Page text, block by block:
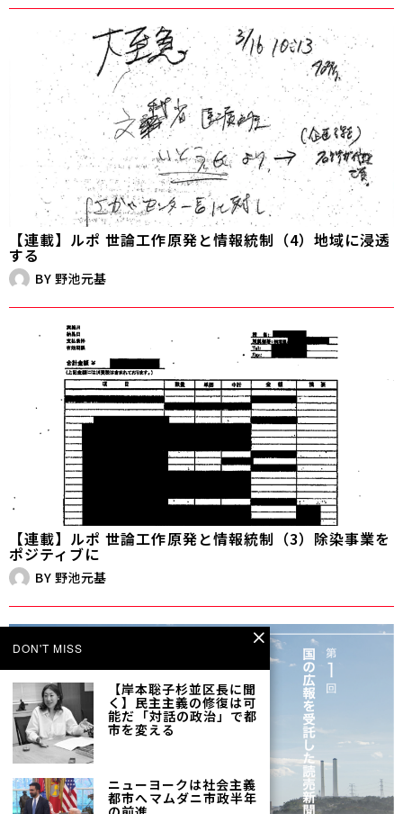
【連載】ルポ 世論工作――原発と情報統制（4）地域に浸透
する
BY 野池元基
【連載】ルポ 世論工作――原発と情報統制（3）除染事業を
ポジティブに
BY 野池元基
DON'T MISS
【岸本聡子杉並区長に聞
く】民主主義の修復は可
能だ――「対話の政治」で都
市を変える
ニューヨークは社会主義
都市へ――マムダニ市政半年